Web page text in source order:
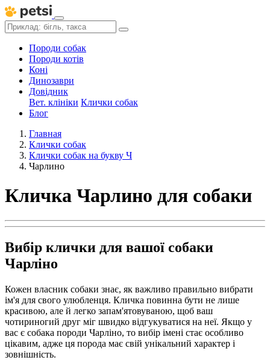
Породи собак
Породи котів
Коні
Динозаври
Довідник
Вет. клініки Клички собак
Блог
Главная
Клички собак
Клички собак на букву Ч
Чарлино
Кличка Чарлино для собаки
Вибір клички для вашої собаки
Чарліно
Кожен власник собаки знає, як важливо правильно вибрати
ім'я для свого улюбленця. Кличка повинна бути не лише
красивою, але й легко запам'ятовуваною, щоб ваш
чотириногий друг міг швидко відгукуватися на неї. Якщо у
вас є собака породи Чарліно, то вибір імені стає особливо
цікавим, адже ця порода має свій унікальний характер і
зовнішність.